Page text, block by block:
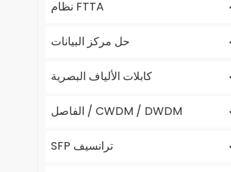
نظام FTTA
حل مركز البيانات
كابلات الألياف البصرية
الفاصل / CWDM / DWDM
SFP ترانسيف